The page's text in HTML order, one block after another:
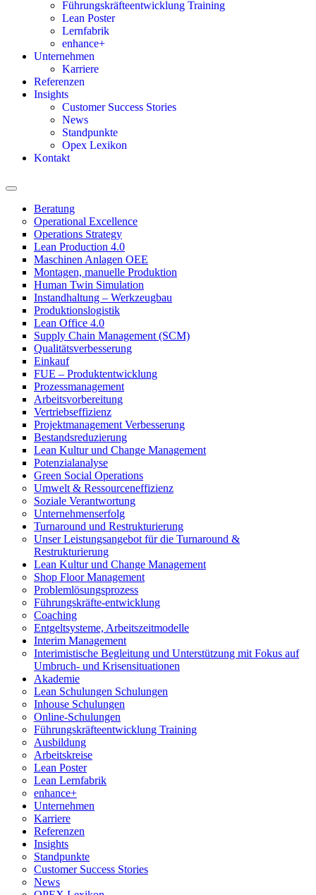
Führungskräfteentwicklung Training
Lean Poster
Lernfabrik
enhance+
Unternehmen
Karriere
Referenzen
Insights
Customer Success Stories
News
Standpunkte
Opex Lexikon
Kontakt
Beratung
Operational Excellence
Operations Strategy
Lean Production 4.0
Maschinen Anlagen OEE
Montagen, manuelle Produktion
Human Twin Simulation
Instandhaltung – Werkzeugbau
Produktionslogistik
Lean Office 4.0
Supply Chain Management (SCM)
Qualitätsverbesserung
Einkauf
FUE – Produktentwicklung
Prozessmanagement
Arbeitsvorbereitung
Vertriebseffizienz
Projektmanagement Verbesserung
Bestandsreduzierung
Lean Kultur und Change Management
Potenzialanalyse
Green Social Operations
Umwelt & Ressourceneffizienz
Soziale Verantwortung
Unternehmenserfolg
Turnaround und Restrukturierung
Unser Leistungsangebot für die Turnaround &
Restrukturierung
Lean Kultur und Change Management
Shop Floor Management
Problemlösungsprozess
Führungskräfte-entwicklung
Coaching
Entgeltsysteme, Arbeitszeitmodelle
Interim Management
Interimistische Begleitung und Unterstützung mit Fokus auf
Umbruch- und Krisensituationen
Akademie
Lean Schulungen Schulungen
Inhouse Schulungen
Online-Schulungen
Führungskräfteentwicklung Training
Ausbildung
Arbeitskreise
Lean Poster
Lean Lernfabrik
enhance+
Unternehmen
Karriere
Referenzen
Insights
Standpunkte
Customer Success Stories
News